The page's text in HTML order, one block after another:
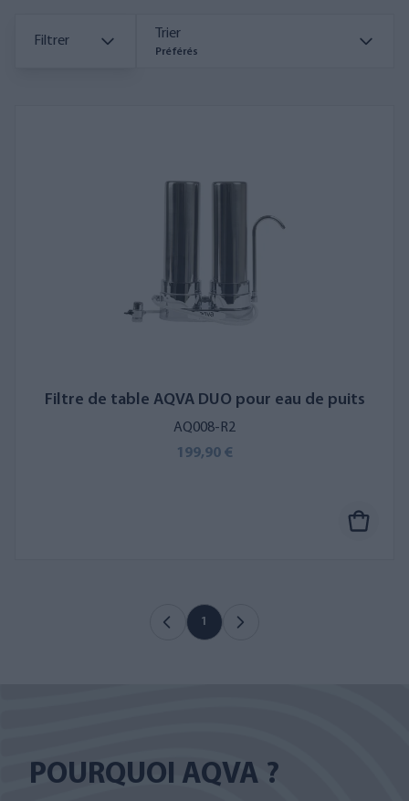
Filtrer Trier
Préférés
Filtre de table AQVA DUO pour eau de puits
AQ008-R2
199,90 €
1
POURQUOI AQVA ?